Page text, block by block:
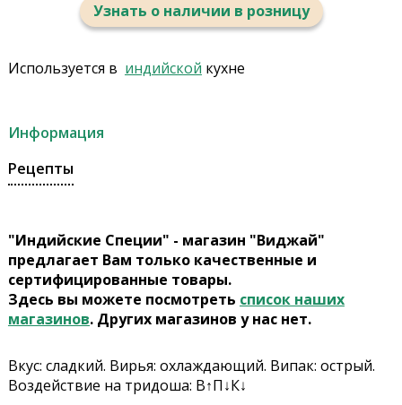
Узнать о наличии в розницу
Используется в индийской кухне
Информация
Рецепты
"Индийские Специи" - магазин "Виджай"
предлагает Вам только качественные и
сертифицированные товары.
Здесь вы можете посмотреть список наших
магазинов. Других магазинов у нас нет.
Вкус: сладкий. Вирья: охлаждающий. Випак: острый.
Воздействие на тридоша: В↑П↓К↓